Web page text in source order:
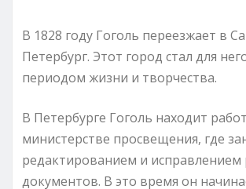
В 1828 году Гоголь переезжает в
Петербург. Этот город стал для
периодом жизни и творчества.
В Петербурге Гоголь находит
министерстве просвещения, где
редактированием и исправлением
документов. В это время он